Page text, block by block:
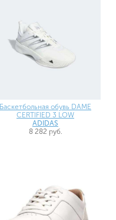
Баскетбольная обувь DAME
CERTIFIED 3 LOW
ADIDAS
8 282 руб.